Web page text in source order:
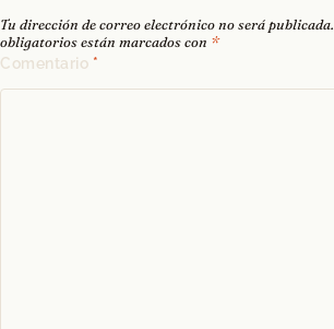
Tu dirección de correo electrónico no será publicada.
obligatorios están marcados con *
Comentario *